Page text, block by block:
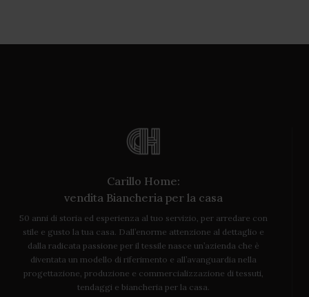
Carillo Home:
vendita Biancheria per la casa
50 anni di storia ed esperienza al tuo servizio, per arredare con
stile e gusto la tua casa. Dall’enorme attenzione al dettaglio e
dalla radicata passione per il tessile nasce un’azienda che è
diventata un modello di riferimento e all’avanguardia nella
progettazione, produzione e commercializzazione di tessuti,
tendaggi e biancheria per la casa.